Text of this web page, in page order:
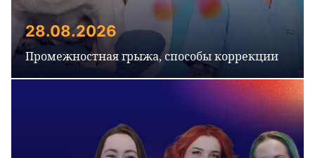
28.08.2026
Промежностная грыжа, способы коррекции